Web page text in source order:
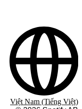
Việt Nam (Tiếng Việt)